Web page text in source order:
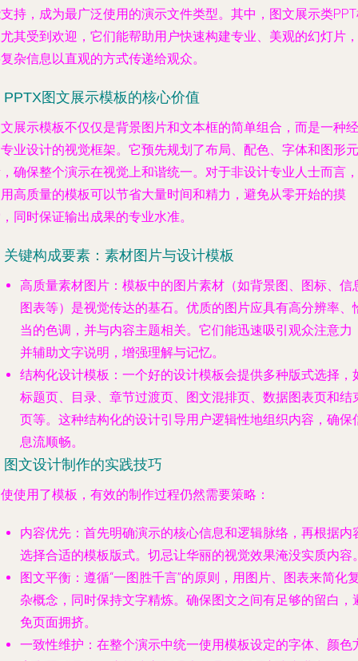
持，成为最广泛使用的演示文件类型。其中，图文展示类
其受到欢迎，它们能帮助用户快速构建专业、美观的幻灯片，
杂信息以直观的方式传递给观众。
PPTX图文展示模板的核心价值
展示模板不仅仅是背景图片和文本框的简单组合，而是一种经
业设计的视觉框架。它预先规划了布局、配色、字体和图形元
确保整个演示在视觉上和谐统一。对于非设计专业人士而言，
高质量的模板可以节省大量时间和精力，避免从零开始的摸
同时保证输出成果的专业水准。
关键构成要素：素材图片与设计模板
高质量素材图片 ：模板中的图片素材（如背景图、图标、信
图表等）是视觉传达的基石。优质的图片应具有高分辨率、
当的色调，并与内容主题相关。它们能迅速吸引观众注意力
并辅助文字说明，增强理解与记忆。
结构化设计模板 ：一个好的设计模板会提供多种版式选择，
标题页、目录、章节过渡页、图文混排页、数据图表页和结
页等。这种结构化的设计引导用户逻辑性地组织内容，确保
息流顺畅。
图文设计制作的实践技巧
使用了模板，有效的制作过程仍然需要策略：
内容优先 ：首先明确演示的核心信息和逻辑脉络，再根据内
选择合适的模板版式。切忌让华丽的视觉效果淹没实质内容
图文平衡 ：遵循“一图胜千言”的原则，用图片、图表来简化
杂概念，同时保持文字精炼。确保图文之间有足够的留白，
免页面拥挤。
一致性维护 ：在整个演示中统一使用模板设定的字体、颜色